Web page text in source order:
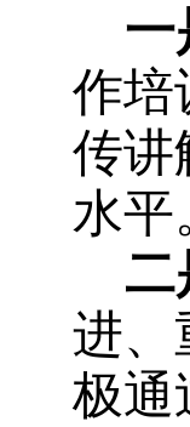
一
作培
传讲
水平
二
进、
极通